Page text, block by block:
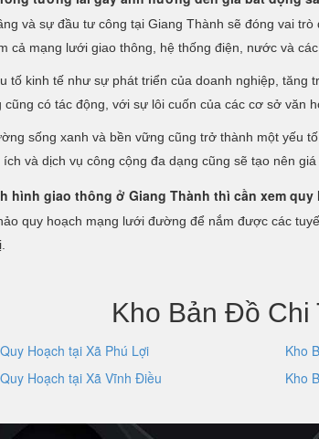
và sự đầu tư công tại Giang Thành sẽ đóng vai
cả mạng lưới giao thông, hệ thống điện, nước và
tố kinh tế như sự phát triển của doanh nghiệp,
có tác động, với sự lôi cuốn của các cơ sở văn
sống xanh và bền vững cũng trở thành một yếu
và dịch vụ công cộng đa dạng cũng sẽ tạo nên
hình giao thông ở Giang Thành thì cần xem quy
quy hoạch mạng lưới đường để nắm được các
Kho Bản Đồ Chi
Hoạch tại Xã Phú Lợi Kho
Hoạch tại Xã Vĩnh Điều
Kho